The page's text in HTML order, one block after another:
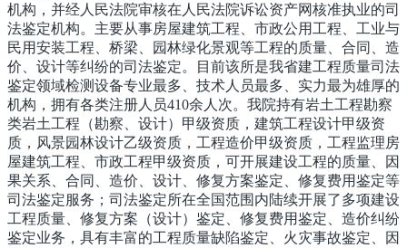
机构 ，并经人民法院审核在人民法院诉讼资产网核准执业的司
法鉴定机构。主要从事房屋建筑工程、市政公用工程、工业与
民用安装工程、桥梁、园林绿化景观等工程的质量、合同、造
价、设计等纠纷的司法鉴定。目前该所是我省建工程质量司法
鉴定领域检测设备专业最多、技术人员最多、实力最为雄厚的
机构，拥有各类注册人员410余人次。我院持有岩土工程勘察
类岩土工程（勘察、设计）甲级资质，建筑工程设计甲级资
质，风景园林设计乙级资质， 工程造价甲级资质， 工程监理房
屋建筑工程、市政工程甲级资质，可开展建设工程的质量、因
果关系、合同、造价、设计、修复方案鉴定、修复费用鉴定等
司法鉴定服务；司法鉴定所在全国范围内陆续开展了多项建设
工程质量、 修复方案（设计） 鉴定、修复费用鉴定、造价纠纷
鉴定业务，具有丰富的工程质量缺陷鉴定、火灾事故鉴定、因